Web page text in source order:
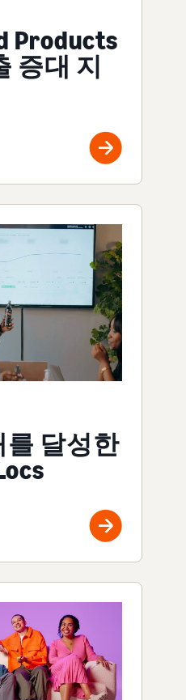
Products
증대 지
를 달성한